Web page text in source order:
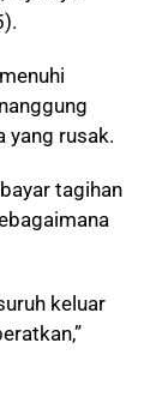
yang rusak.
tagihan
keluar